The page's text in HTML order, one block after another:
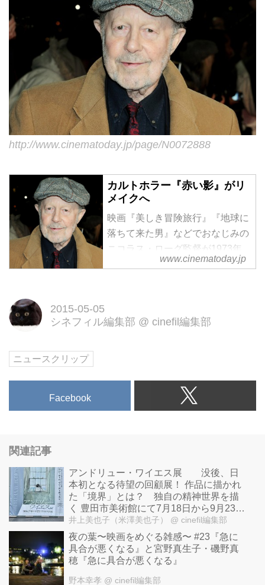
http://www.cinematoday.jp/page/N0072888
カルトホラー『赤い影』がリ
メイクへ
映画『美しき冒険旅行』『地球に
落ちて来た男』などでおなじみの
ニコラス・ローグ監督が1973年
に手掛けた、カルト的人気を誇る
www.cinematoday.jp
2015-05-05
シネフィル編集部 @ cinefil編集部
ニュースクリップ
Facebook
関連記事
アンドリュー・ワイエス展 没後、日
本初となる待望の回顧展！ 作品に描かれ
た「境界」とは？ 独自の精神世界を描
く 豊田市美術館にて7月18日から9月23日
まで開催！
井上美也子（米澤美也子） @ cinefil編集部
夜の葉〜映画をめぐる雑感〜 #23『急に
具合が悪くなる』と宮野真生子・磯野真
穂『急に具合が悪くなる』
野本幸孝 @ cinefil編集部